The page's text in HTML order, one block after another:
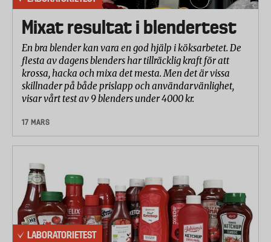
Mixat resultat i blendertest
En bra blender kan vara en god hjälp i köksarbetet. De
flesta av dagens blenders har tillräcklig kraft för att
krossa, hacka och mixa det mesta. Men det är vissa
skillnader på både prislapp och användarvänlighet,
visar vårt test av 9 blenders under 4000 kr.
17 MARS
LABORATORIETEST